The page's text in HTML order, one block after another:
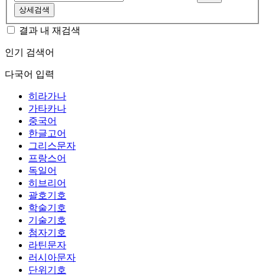
상세검색
결과 내 재검색
인기 검색어
다국어 입력
히라가나
가타카나
중국어
한글고어
그리스문자
프랑스어
독일어
히브리어
괄호기호
학술기호
기술기호
첨자기호
라틴문자
러시아문자
단위기호